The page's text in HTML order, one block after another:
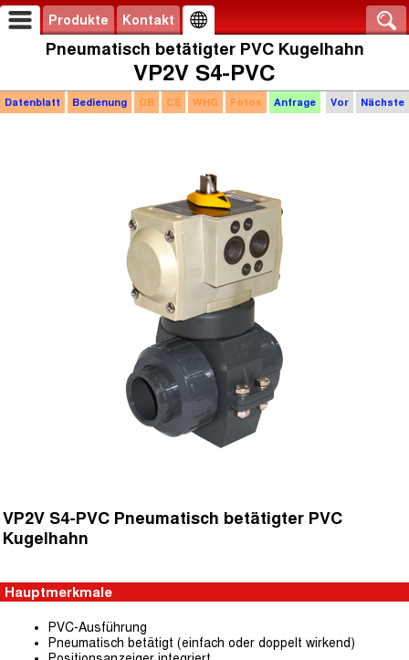
Produkte Kontakt
Pneumatisch betätigter PVC Kugelhahn
VP2V S4-PVC
Vor Nächste
Datenblatt Bedienung GB CE WHG Fotos Anfrage
VP2V S4-PVC Pneumatisch betätigter PVC
Kugelhahn
Hauptmerkmale
PVC-Ausführung
Pneumatisch betätigt (einfach oder doppelt wirkend)